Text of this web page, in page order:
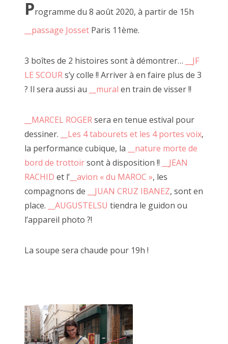
Programme du 8 août 2020, à partir de 15h
__passage Josset Paris 11ème.
3 boîtes de 2 histoires sont à démontrer… __JF
LE SCOURs’y colle !! Arriver à en faire plus de 3
? Il sera aussi au __mural en train de visser !!
__MARCEL ROGERsera en tenue estival pour
dessiner.
__Les 4 tabourets et les 4 portes voix,
la performance cubique, la
__nature morte de
bord de trottoirsont à disposition !!
__JEAN
RACHID et l’ __avion « du MAROC », les
compagnons de
__JUAN CRUZ IBANEZ, sont en
place.
__AUGUSTELSU tiendra le guidon ou
l’appareil photo ?!
La soupe sera chaude pour 19h !
Certes nous avions rameuté beaucoup de monde en un court
DEHORS.
Je suis revenu avec un micro pour demander aux Autres
textes à lire à voix haute.
Nous avons eu l'honneur avec Alexandre de faire un mur 4x3
en façade d'à côté.
J'ai ensuite réitéré l'opération en affichant "libre" une lecture
en plein air d'un carnet de voyage écrit sur la route.
Lors d'une autre exposition immersive, digitale et
collaborative j'ai créé une caméra en carton interactive en
réponse à la loi sécurité globale.